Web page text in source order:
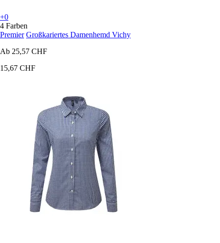
+0
4 Farben
Premier Großkariertes Damenhemd Vichy
Ab 25,57 CHF
15,67 CHF